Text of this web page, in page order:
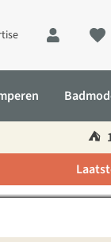
⛺️
lakenzak